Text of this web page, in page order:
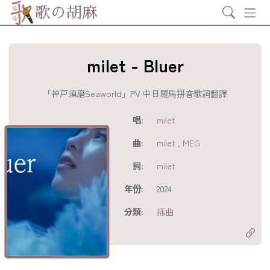
歌の胡麻 Search
milet - Bluer
「神戸須磨Seaworld」PV 中日羅馬拼音歌詞翻譯
唱:
milet
曲:
milet
MEG
詞:
milet
年份:
2024
分類:
插曲
享至 X
分享至
製鏈結